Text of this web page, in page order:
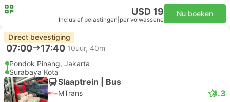
USD 19
Inclusief belastingen per volwassene
Nu boeken
Direct bevestiging
07:00 17:40 10uur, 40m
Pondok Pinang, Jakarta
Surabaya Kota
Slaaptrein | Bus
MTrans 4.3